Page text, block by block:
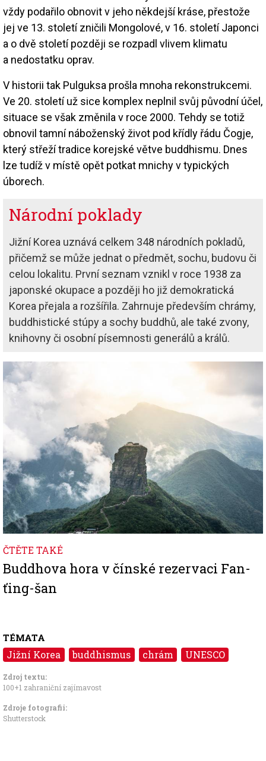
vždy podařilo obnovit v jeho někdejší kráse, přestože
jej ve 13. století zničili Mongolové, v 16. století Japonci
a o dvě století později se rozpadl vlivem klimatu
a nedostatku oprav.
V historii tak Pulguksa prošla mnoha rekonstrukcemi.
Ve 20. století už sice komplex neplnil svůj původní účel,
situace se však změnila v roce 2000. Tehdy se totiž
obnovil tamní náboženský život pod křídly řádu Čogje,
který střeží tradice korejské větve buddhismu. Dnes
lze tudíž v místě opět potkat mnichy v typických
úborech.
Národní poklady
Jižní Korea uznává celkem 348 národních pokladů,
přičemž se může jednat o předmět, sochu, budovu či
celou lokalitu. První seznam vznikl v roce 1938 za
japonské okupace a později ho již demokratická
Korea přejala a rozšířila. Zahrnuje především chrámy,
buddhistické stúpy a sochy buddhů, ale také zvony,
knihovny či osobní písemnosti generálů a králů.
Image
ČTĚTE TAKÉ
Buddhova hora v čínské rezervaci Fan-
ťing-šan
TÉMATA
Jižní Korea buddhismus chrám UNESCO
Zdroj textu:
100+1 zahraniční zajímavost
Zdroje fotografii:
Shutterstock